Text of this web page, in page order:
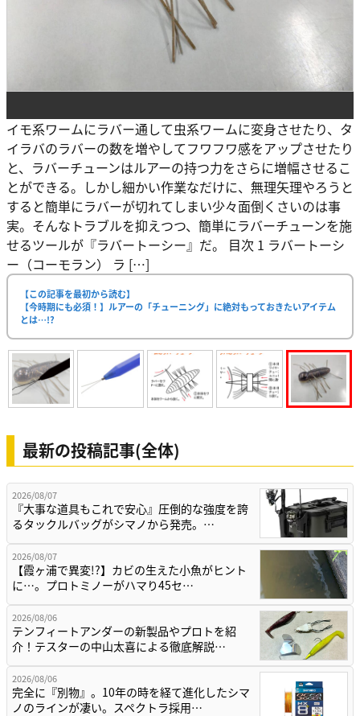
イモ系ワームにラバー通して虫系ワームに変身させたり、タ
イラバのラバーの数を増やしてフワフワ感をアップさせたり
と、ラバーチューンはルアーの持つ力をさらに増幅させるこ
とができる。しかし細かい作業なだけに、無理矢理やろうと
すると簡単にラバーが切れてしまい少々面倒くさいのは事
実。そんなトラブルを抑えつつ、簡単にラバーチューンを施
せるツールが『ラバートーシー』だ。 目次 1 ラバートーシ
ー（コーモラン） ラ […]
【この記事を最初から読む】
【今時期にも必須！】ルアーの「チューニング」に絶対もっておきたいアイテム
とは…!?
最新の投稿記事(全体)
2026/08/07
『大事な道具もこれで安心』圧倒的な強度を誇
るタックルバッグがシマノから発売。…
2026/08/07
【霞ヶ浦で異変!?】カビの生えた小魚がヒント
に…。プロトミノーがハマり45セ…
2026/08/06
テンフィートアンダーの新製品やプロトを紹
介！テスターの中山太喜による徹底解説…
2026/08/06
完全に『別物』。10年の時を経て進化したシマ
ノのラインが凄い。スペクトラ採用…